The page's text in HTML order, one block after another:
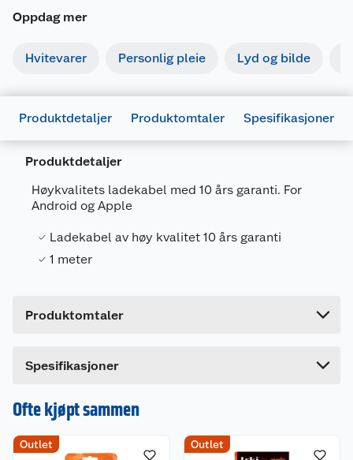
Oppdag mer
Hvitevarer Personlig pleie Lyd og bilde
Produktdetaljer Produktomtaler Spesifikasjoner
Produktdetaljer
Høykvalitets ladekabel med 10 års garanti. For
Android og Apple
Ladekabel av høy kvalitet 10 års garanti
1 meter
Produktomtaler
Spesifikasjoner
Generelt
Artikkelnummer
5708504351950
Leverandørens artikkelnummer
Størrelse
1 M
Ofte kjøpt sammen
Outlet Outlet